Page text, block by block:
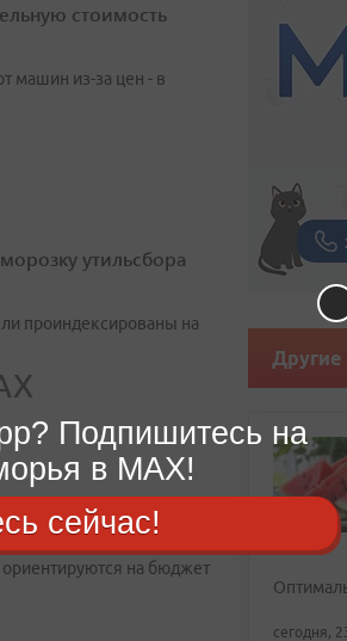
стоимость
машин из-за цен - в
утильсбора
проиндексированы на
купить
на бюджет
Другие
сегодня,
Подпишитесь на
в MAX!
сейчас!